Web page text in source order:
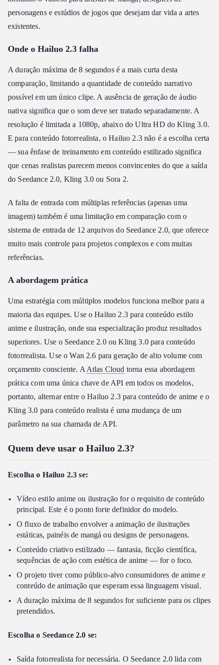
personagens e estúdios de jogos que desejam dar vida a artes
existentes.
Onde o Hailuo 2.3 falha
A duração máxima de 8 segundos é a mais curta desta
comparação, limitando a quantidade de conteúdo narrativo
possível em um único clipe. A ausência de geração de áudio
nativa significa que o som deve ser tratado separadamente. A
resolução é limitada a 1080p, abaixo do Ultra HD do Kling 3.0.
E para conteúdo fotorrealista, o Hailuo 2.3 não é a escolha certa
— sua ênfase de treinamento em conteúdo estilizado significa
que cenas realistas parecem menos convincentes do que a saída
do Seedance 2.0, Kling 3.0 ou Sora 2.
A falta de entrada com múltiplas referências (apenas uma
imagem) também é uma limitação em comparação com o
sistema de entrada de 12 arquivos do Seedance 2.0, que oferece
muito mais controle para projetos complexos e com muitas
referências.
A abordagem prática
Uma estratégia com múltiplos modelos funciona melhor para a
maioria das equipes. Use o Hailuo 2.3 para conteúdo estilo
anime e ilustração, onde sua especialização produz resultados
superiores. Use o Seedance 2.0 ou Kling 3.0 para conteúdo
fotorrealista. Use o Wan 2.6 para geração de alto volume com
orçamento consciente. A Atlas Cloud torna essa abordagem
prática com uma única chave de API em todos os modelos,
portanto, alternar entre o Hailuo 2.3 para conteúdo de anime e o
Kling 3.0 para conteúdo realista é uma mudança de um
parâmetro na sua chamada de API.
Quem deve usar o Hailuo 2.3?
Escolha o Hailuo 2.3 se:
Vídeo estilo anime ou ilustração for o requisito de conteúdo
principal. Este é o ponto forte definidor do modelo.
O fluxo de trabalho envolver a animação de ilustrações
estáticas, painéis de mangá ou designs de personagens.
Conteúdo criativo estilizado — fantasia, ficção científica,
sequências de ação com estética de anime — for o foco.
O projeto tiver como público-alvo consumidores de anime e
conteúdo de animação que esperam essa linguagem visual.
A duração máxima de 8 segundos for suficiente para os clipes
pretendidos.
Escolha o Seedance 2.0 se:
Saída fotorrealista for necessária. O Seedance 2.0 lida com